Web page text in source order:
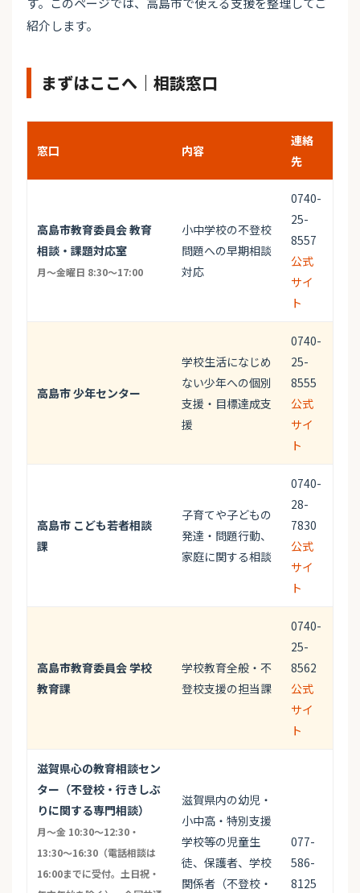
紹介します。
まずはここへ｜相談窓口
窓口 内容
連絡
先
高島市教育委員会 教育
相談・課題対応室
月～金曜日 8:30～17:00
小中学校の不登校
問題への早期相談
対応
0740-
25-
8557
公式
サイ
ト
高島市 少年センター
学校生活になじめ
ない少年への個別
支援・目標達成支
援
0740-
25-
8555
公式
サイ
ト
高島市 こども若者相談
課
子育てや子どもの
発達・問題行動、
家庭に関する相談
0740-
28-
7830
公式
サイ
ト
高島市教育委員会 学校
教育課
学校教育全般・不
登校支援の担当課
0740-
25-
8562
公式
サイ
ト
滋賀県心の教育相談セン
ター（不登校・行きしぶ
りに関する専門相談）
月〜金 10:30〜12:30・
13:30〜16:30（電話相談は
16:00までに受付。土日祝・
滋賀県内の幼児・
小中高・特別支援
学校等の児童生
徒、保護者、学校
関係者（不登校・
077-
586-
8125